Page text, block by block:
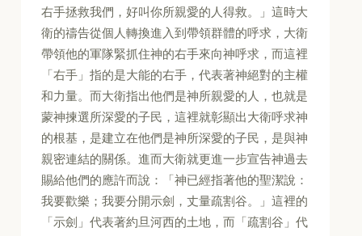
右手拯救我們，好叫你所親愛的人得救。」這時大
衛的禱告從個人轉換進入到帶領群體的呼求，大衛
帶領他的軍隊緊抓住神的右手來向神呼求，而這裡
「右手」指的是大能的右手，代表著神絕對的主權
和力量。而大衛指出他們是神所親愛的人，也就是
蒙神揀選所深愛的子民，這裡就彰顯出大衛呼求神
的根基，是建立在他們是神所深愛的子民，是與神
親密連結的關係。進而大衛就更進一步宣告神過去
賜給他們的應許而說：「神已經指著他的聖潔說：
我要歡樂；我要分開示劍，丈量疏割谷。」這裡的
「示劍」代表著約旦河西的土地，而「疏割谷」代